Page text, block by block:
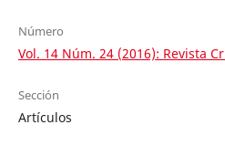
Número
Vol. 14 Núm. 24 (2016): Revista
Sección
Artículos